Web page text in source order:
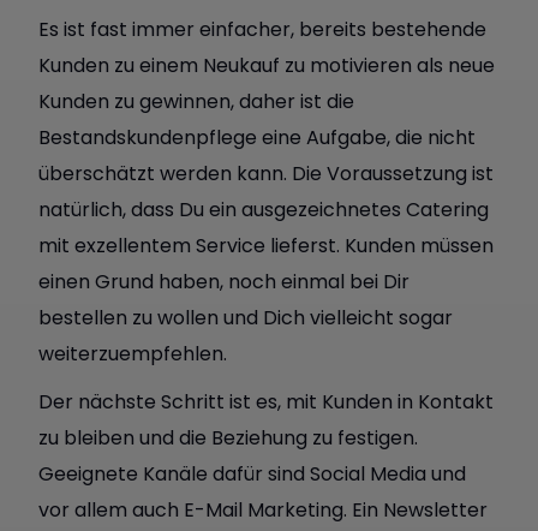
Es ist fast immer einfacher, bereits bestehende
Kunden zu einem Neukauf zu motivieren als neue
Kunden zu gewinnen, daher ist die
Bestandskundenpflege eine Aufgabe, die nicht
überschätzt werden kann. Die Voraussetzung ist
natürlich, dass Du ein ausgezeichnetes Catering
mit exzellentem Service lieferst. Kunden müssen
einen Grund haben, noch einmal bei Dir
bestellen zu wollen und Dich vielleicht sogar
weiterzuempfehlen.
Der nächste Schritt ist es, mit Kunden in Kontakt
zu bleiben und die Beziehung zu festigen.
Geeignete Kanäle dafür sind Social Media und
vor allem auch E-Mail Marketing. Ein Newsletter